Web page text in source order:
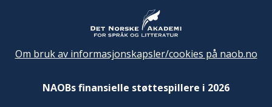
Om bruk av informasjonskapsler/cookies på naob.no
NAOBs finansielle støttespillere i 2026